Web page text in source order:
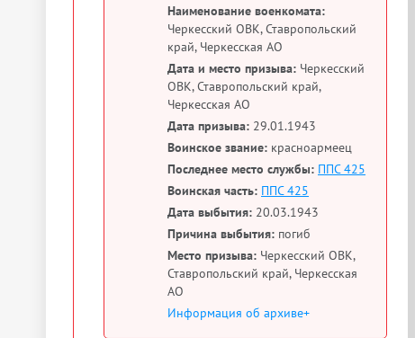
Наименование военкомата:
Черкесский ОВК, Ставропольский
край, Черкесская АО
Дата и место призыва: Черкесский
ОВК, Ставропольский край,
Черкесская АО
Дата призыва: 29.01.1943
Воинское звание: красноармеец
Последнее место службы: ППС 425
Воинская часть: ППС 425
Дата выбытия: 20.03.1943
Причина выбытия: погиб
Место призыва: Черкесский ОВК,
Ставропольский край, Черкесская
АО
Информация об архиве+